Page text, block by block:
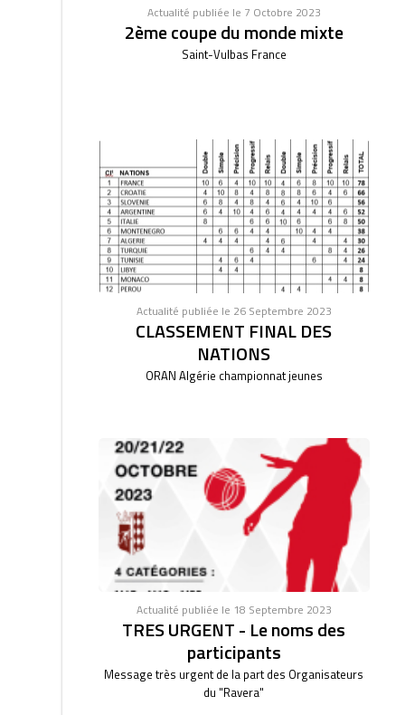
Actualité publiée le 7 Octobre 2023
2ème coupe du monde mixte
Saint-Vulbas France
Actualité publiée le 26 Septembre 2023
CLASSEMENT FINAL DES
NATIONS
ORAN Algérie championnat jeunes
Actualité publiée le 18 Septembre 2023
TRES URGENT - Le noms des
participants
Message très urgent de la part des Organisateurs
du "Ravera"